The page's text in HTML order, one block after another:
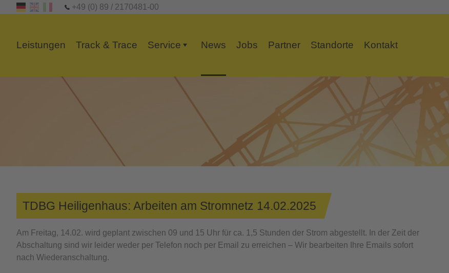
+49 (0) 89 / 2170481-00
Leistungen
Track & Trace
Service News Jobs Partner Standorte Kontakt
TDBG Heiligenhaus: Arbeiten am Stromnetz 14.02.2025
Am Freitag, 14.02. wird geplant zwischen 09 und 15 Uhr für ca. 1,5 Stunden der Strom abgestellt. In der Zeit der
Abschaltung sind wir leider weder per Telefon noch per Email zu erreichen – Wir bearbeiten Ihre Emails sofort
nach Wiederanschaltung.